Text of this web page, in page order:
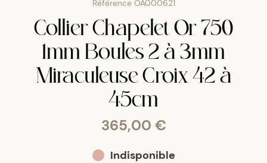
Référence OA000621
Collier Chapelet Or 750
1mm Boules 2 à 3mm
Miraculeuse Croix 42 à
45cm
365,00 €
Indisponible